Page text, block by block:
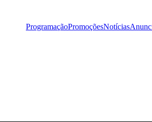
ProgramaçãoPromoçõesNotícias